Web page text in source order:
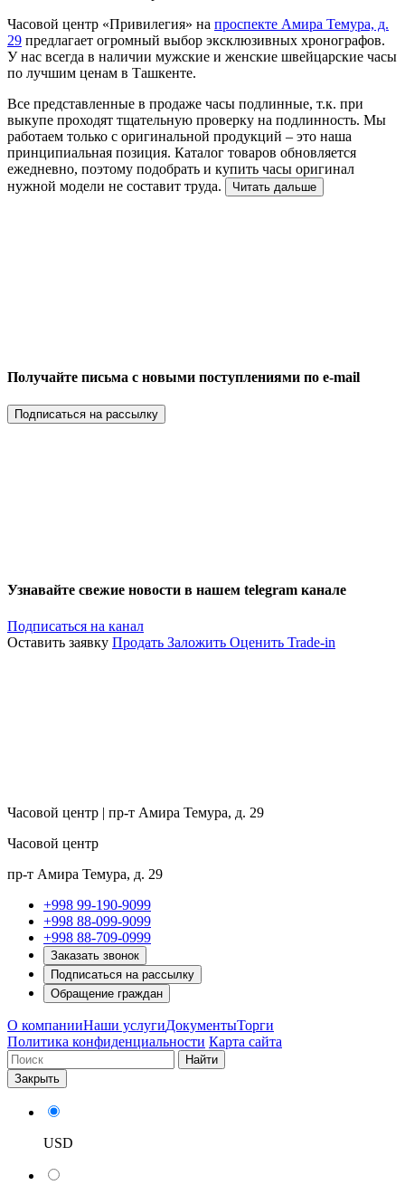
Часовой центр «Привилегия» на проспекте Амира Темура, д.
29 предлагает огромный выбор эксклюзивных хронографов.
У нас всегда в наличии мужские и женские швейцарские часы
по лучшим ценам в Ташкенте.
Все представленные в продаже часы подлинные, т.к. при
выкупе проходят тщательную проверку на подлинность. Мы
работаем только с оригинальной продукций – это наша
принципиальная позиция. Каталог товаров обновляется
ежедневно, поэтому подобрать и купить часы оригинал
нужной модели не составит труда.
Читать дальше
Получайте письма с новыми поступлениями по e-mail
Подписаться на рассылку
Узнавайте свежие новости в нашем telegram канале
Подписаться на канал
Оставить заявку Продать Заложить Оценить Trade-in
Часовой центр | пр-т Амира Темура, д. 29
Часовой центр
пр-т Амира Темура, д. 29
+998 99-190-9099
+998 88-099-9099
+998 88-709-0999
Заказать звонок
Подписаться на рассылку
Обращение граждан
О компанииНаши услугиДокументыТорги
Политика конфиденциальности Карта сайта
Найти
Закрыть
USD